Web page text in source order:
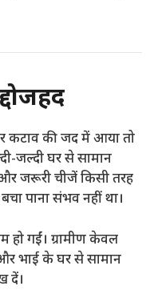
कटाव की जद में आया तो
जल्दी घर से सामान
जरूरी चीजें किसी तरह
पाना संभव नहीं था।
गईं। ग्रामीण केवल
भाई के घर से सामान
दें।